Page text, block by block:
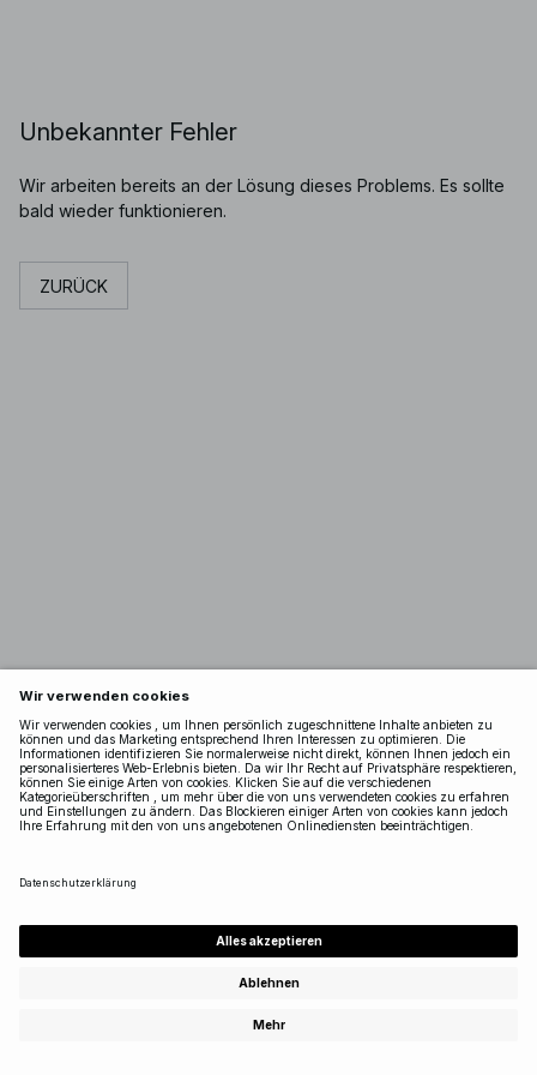
Unbekannter Fehler
Wir arbeiten bereits an der Lösung dieses Problems. Es sollte
bald wieder funktionieren.
ZURÜCK